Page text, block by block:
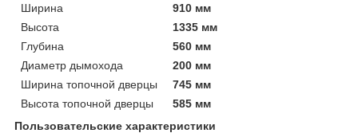
Ширина
910 мм
Высота
1335 мм
Глубина
560 мм
Диаметр дымохода
200 мм
Ширина топочной дверцы
745 мм
Высота топочной дверцы
585 мм
Пользовательские характеристики